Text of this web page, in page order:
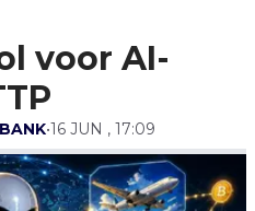
Via HTTP
voor AI-
•16 JUN , 17:09